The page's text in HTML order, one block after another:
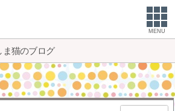
MENU
ま猫のブログ